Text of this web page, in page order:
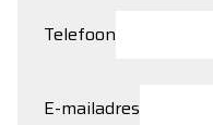
Telefoon
E-mailadres